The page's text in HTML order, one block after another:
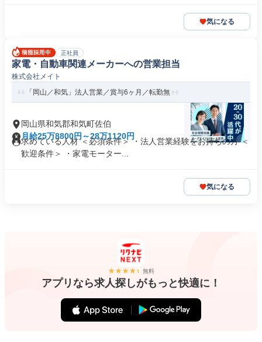
気になる
正社員
家電・自動車関連メーカーへの営業担当
株式会社メイト
「岡山／和気」法人営業／賞与6ヶ月／転勤無
岡山県和気郡和気町佐伯
月給25万8800円～28万1120円
求めている人材 ＜必須条件＞ ・法人営業経験をお持ちの方 ＜
歓迎条件＞ ・家電モーター...
気になる
無料
アプリなら求人探しがもっと快適に！